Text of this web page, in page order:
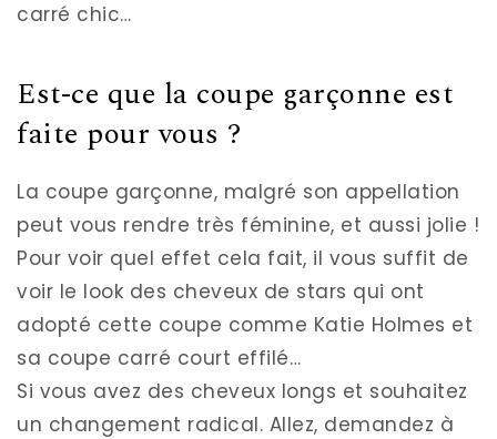
carré chic…
Est-ce que la coupe garçonne est
faite pour vous ?
La coupe garçonne, malgré son appellation
peut vous rendre très féminine, et aussi jolie !
Pour voir quel effet cela fait, il vous suffit de
voir le look des cheveux de stars qui ont
adopté cette coupe comme Katie Holmes et
sa coupe carré court effilé…
Si vous avez des cheveux longs et souhaitez
un changement radical. Allez, demandez à